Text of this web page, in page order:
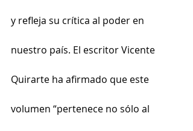
y refleja su crítica al poder en
nuestro país. El escritor Vicente
Quirarte ha afirmado que este
volumen “pertenece no sólo al